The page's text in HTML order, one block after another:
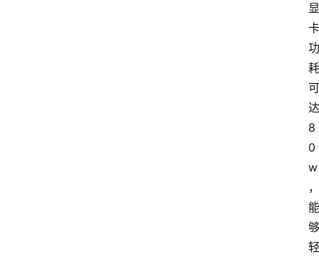
显
卡
功
耗
可
达
8
0
w
，
能
够
轻